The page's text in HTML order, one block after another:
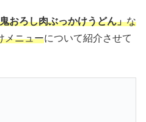
おろし肉ぶっかけうどん」な
メニューについて紹介させて